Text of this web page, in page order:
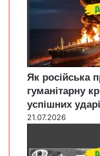
Як російська
гуманітарну
успішних
21.07.2026